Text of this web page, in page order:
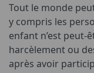
Tout le monde
y compris les
enfant n’est peut-
harcèlement ou
après avoir